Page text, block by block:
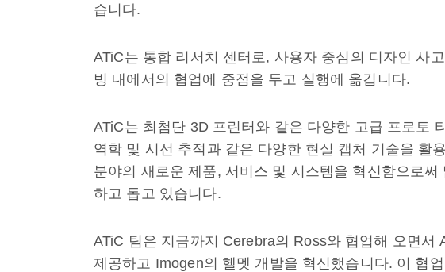
습니다.
ATiC는 통합 리서치 센터로, 사용자 중심의 디자인 사
빙 내에서의 협업에 중점을 두고 실행에 옮깁니다.
ATiC는 최첨단 3D 프린터와 같은 다양한 고급 프로토
역학 및 시선 추적과 같은 다양한 현실 캡처 기술을 활
분야의 새로운 제품, 서비스 및 시스템을 혁신함으로
하고 돕고 있습니다.
ATiC 팀은 지금까지 Cerebra의 Ross와 협업해 오면서
제공하고 Imogen의 헬멧 개발을 혁신했습니다. 이 협